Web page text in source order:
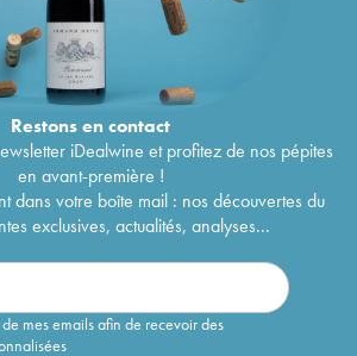
Restons encontact
iDealwine et profitez de nos pépites
en avant-première !
dans votre boîte mail : nos découvertes du
exclusives, actualités, analyses...
mes emails afin de recevoir des